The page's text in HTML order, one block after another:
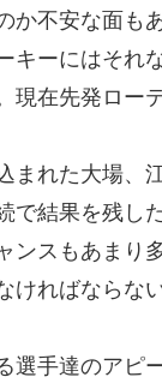
か不安な面も
キーにはそれ
現在先発ロー
まれた大場、
で結果を残し
ンスもあまり
ければならな
選手達のアピ